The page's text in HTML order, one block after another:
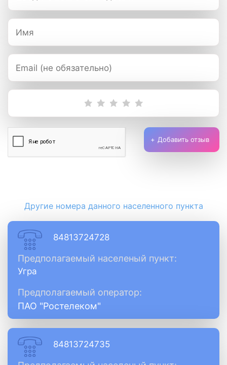
Добавить отзыв
Другие номера данного населенного пункта
84813724728
Предполагаемый населеный пункт:
Угра
Предполагаемый оператор:
ПАО "Ростелеком"
84813724735